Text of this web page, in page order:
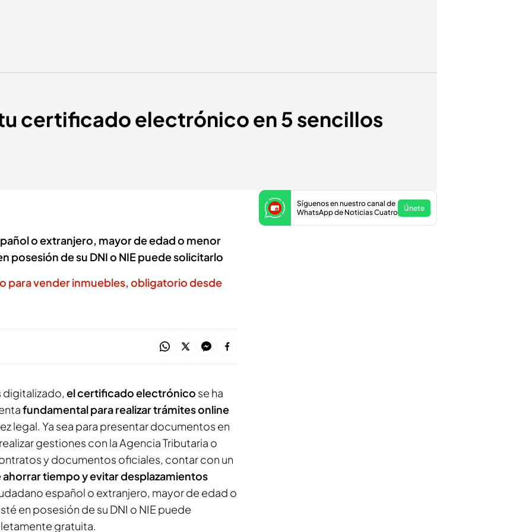
certificado electrónico en 5 sencillos
o extranjero, mayor de edad o menor
posesión de su DNI o NIE puede solicitarlo
para vender inmuebles, obligatorio desde
digitalizado, el certificado electrónico se ha
fundamental para realizar trámites online
legal. Ya sea para presentar documentos en
gestiones con la Agencia Tributaria o
y documentos oficiales, contar con un
tiempo y evitar desplazamientos
español o extranjero, mayor de edad o
en posesión de su DNI o NIE puede
gratuita.
Síguenos en nuestro canal de
WhatsApp de Noticias Cuatro
Únete